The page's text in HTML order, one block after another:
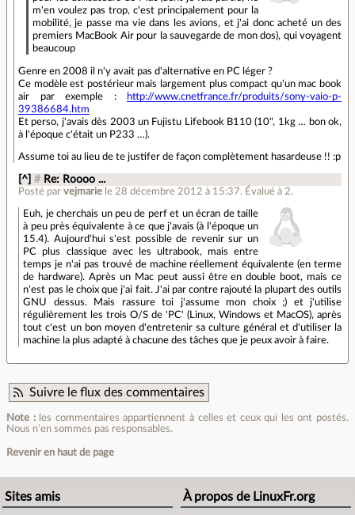
m'en voulez pas trop, c'est principalement pour la
mobilité, je passe ma vie dans les avions, et j'ai donc acheté un des
premiers MacBook Air pour la sauvegarde de mon dos), qui voyagent
beaucoup
Genre en 2008 il n'y avait pas d'alternative en PC léger ?
Ce modèle est postérieur mais largement plus compact qu'un mac book
air par exemple :
http://www.cnetfrance.fr/produits/sony-vaio-p-
39386684.htm
Et perso, j'avais dès 2003 un Fujistu Lifebook B110 (10", 1kg … bon ok,
à l'époque c'était un P233 …).
Assume toi au lieu de te justifer de façon complètement hasardeuse !! :p
[^] # Re: Roooo ...
Posté parvejmarie le 28 décembre 2012 à 15:37. Évalué à 2.
Euh, je cherchais un peu de perf et un écran de taille
à peu près équivalente à ce que j'avais (à l'époque un
15.4). Aujourd'hui s'est possible de revenir sur un
PC plus classique avec les ultrabook, mais entre
temps je n'ai pas trouvé de machine réellement équivalente (en terme
de hardware). Après un Mac peut aussi être en double boot, mais ce
n'est pas le choix que j'ai fait. J'ai par contre rajouté la plupart des outils
GNU dessus. Mais rassure toi j'assume mon choix ;) et j'utilise
régulièrement les trois O/S de 'PC' (Linux, Windows et MacOS), après
tout c'est un bon moyen d'entretenir sa culture général et d'utiliser la
machine la plus adapté à chacune des tâches que je peux avoir à faire.
Suivre le flux des commentaires
Note :les commentaires appartiennent à celles et ceux qui les ont postés.
Nous n’en sommes pas responsables.
Revenir en haut de page
Sites amis À propos de LinuxFr.org